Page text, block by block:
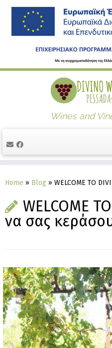
Skip
Wines and
Home » Blog » WELCOME TO
WELCOME
να σας